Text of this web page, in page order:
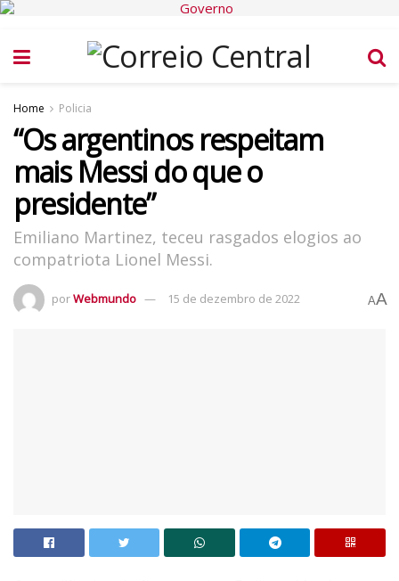
Home Policia
“Os argentinos respeitam
mais Messi do que o
presidente”
Emiliano Martinez, teceu rasgados elogios ao
compatriota Lionel Messi.
porWebmundo 15 de dezembro de 2022 AA